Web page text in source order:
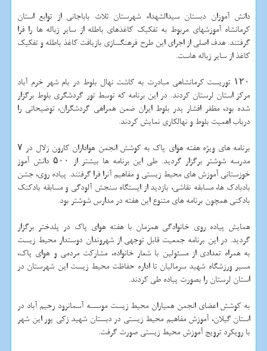
دانش آموزان دبستان سیدالشهداء شهرستان ثلاث باباجانی از توابع استان
كرمانشاه آموزشهای مربوط به تفكیك كاغذهای باطله از سایر زباله ها را فرا
گرفتند. هدف اصلی از اجرای این طرح فرهنگسازی بازیافت كاغذ باطله و تفكیك
كاغذ از سایر زباله هاست.
۱۲۰ توریست كرمانشاهی مبادرت به كاشت نهال بلوط در بام شهر خرم آباد
مركز استان لرستان كردند. در این برنامه كه توسط تور گردشگری بلوط برگزار
شده بود، مظفر افشار پدر بلوط ایران ضمن همراهی گردشگران، توضیحاتی را
درباب اهمیت بلوط و نهالكاری نمایش كردند.
برنامه های ویژه هفته هوای پاك به كوشش انجمن هواداران كارون زلال در ۷
مدرسه شوشتر برگزار گردید. طی این برنامه ها بیشتر از ۵۰۰ دانش آموز
خوزستانی آموزش های محیط زیستی و مفاهیم آنرا فرا گرفتند. پیاده روی، جشن
بادبادك ها، مسابقه نقاشی، بازدید از ایستگاه سنجش آلودگی و مسابقه بادكنك
بادكنی همچون برنامه های متنوع این هفته در مدارس شوشتر بود.
همایش پیاده روی خانوادگی همزمان با هفته هوای پاك در پلدختر برگزار
گردید. در این برنامه جمعیت قابل توجهی از شهروندان دوستدار محیط زیست
به همراه تعدادی از مسئولین با شعار خانواده، مشاركت مردمی و هوای پاك،
مسیر ورزشگاه شهید سرمالیان تا اداره حفاظت محیط زیست این شهرستان در
استان لرستان را بصورت پیاده طی كردند.
به كوشش اعضای انجمن همیاران محیط زیست موسسه آسمانرود رحیم آباد در
استان گیلان، آموزش مفاهیم محیط زیستی در دبستان شهید زكی پور این شهر
با رویكرد ترویج آموزش محیط زیستی صورت گرفت.